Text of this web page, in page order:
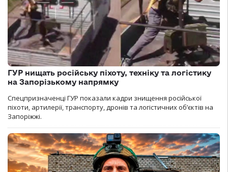
ГУР нищать російську піхоту, техніку та логістику
на Запорізькому напрямку
Спецпризначенці ГУР показали кадри знищення російської
піхоти, артилерії, транспорту, дронів та логістичних об’єктів на
Запоріжжі.